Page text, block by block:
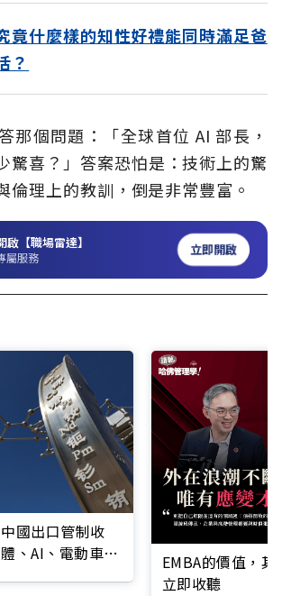
竟什麼樣的知性好禮能同時滿足爸
？
那個問題：「全球首位 AI 部長，
驚喜？」答案恐怕是：技術上的驚
倫理上的教訓，倒是非常豐富。
啟【職場雷達】
屬服務 立即開啟
國出口管制收
、AI、電動車、
EMBA的價值，
立即收聽